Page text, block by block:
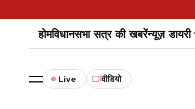
होमविधानसभा सत्र की खबरेंन्यूज़ डायरी
Live वीडियो